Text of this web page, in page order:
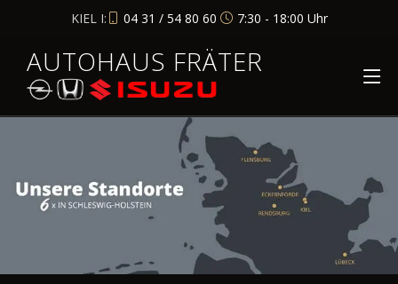
KIEL I: 04 31 / 54 80 60 7:30 - 18:00 Uhr
AUTOHAUS FRÄTER